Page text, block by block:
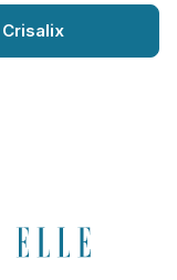
Crisalix